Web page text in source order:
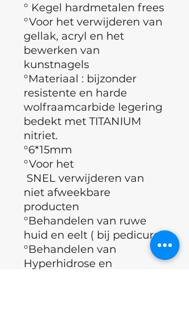
° Kegel hardmetalen frees
°Voor het verwijderen van
gellak, acryl en het
bewerken van
kunstnagels
°Materiaal : bijzonder
resistente en harde
wolfraamcarbide legering
bedekt met TITANIUM
nitriet.
°6*15mm
°Voor het
SNEL verwijderen van
niet afweekbare
producten
°Behandelen van ruwe
huid en eelt ( bij pedicure)
°Behandelen van
Hyperhidrose en